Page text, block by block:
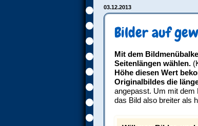
03.12.2013
Bilder auf
Mit dem
Seitenlängen wählen.
Höhe diesen Wert
Originalbildes die
angepasst. Um mit dem
das Bild also breiter als